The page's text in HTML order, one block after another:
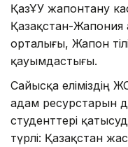
ҚазҰУ жапонтану
Қазақстан-
орталығы, Жапон
қауымдастығы.
Сайысқа еліміздің
адам ресурстарын
студенттері
түрлі: Қазақстан